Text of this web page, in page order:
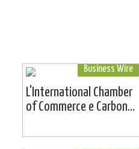
Business Wire
L'International Chamber
of Commerce e Carbon...